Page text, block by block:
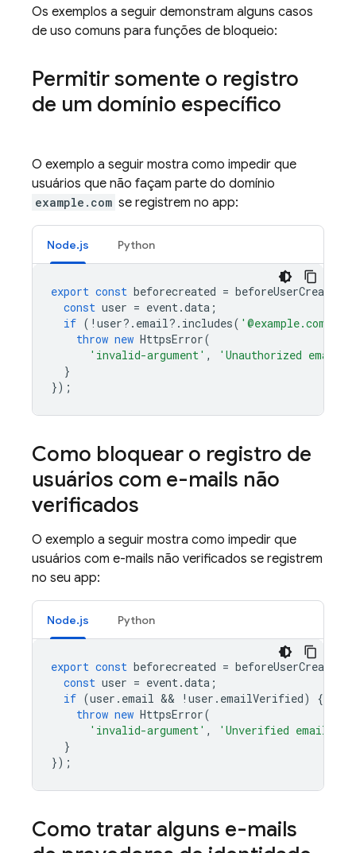
Os exemplos a seguir demonstram alguns casos
de uso comuns para funções de bloqueio:
Permitir somente o registro
de um domínio específico
O exemplo a seguir mostra como impedir que
usuários que não façam parte do domínio
example.com se registrem no app:
Node.js Python
export const beforecreated = beforeUserCreated
const user = event.data ;
if ( ! user? . email? . includes( '@example.com'
throw new HttpsError(
'invalid-argument' , 'Unauthorized email'
}
});
Como bloquear o registro de
usuários com e-mails não
verificados
O exemplo a seguir mostra como impedir que
usuários com e-mails não verificados se registrem
no seu app:
Node.js Python
export const beforecreated = beforeUserCreated
const user = event.data ;
if (user . email && ! user . emailVerified)
{
throw new HttpsError(
'invalid-argument' , 'Unverified email'
}
});
Como tratar alguns e-mails